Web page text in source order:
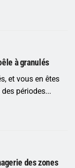
à granulés
et vous en êtes
périodes...
des zones